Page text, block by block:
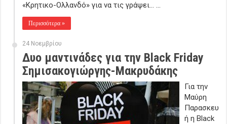
«Κρητικο-Ολλανδό» για να τις γράψει… …
Περισσότερα »
24 Νοεμβρίου
Δυο μαντινάδες για την Black Friday
Σημισακογιώργης-Μακρυδάκης
Για την
Μαύρη
Παρασκευ
ή η Black